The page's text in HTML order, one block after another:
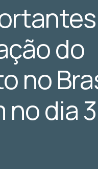
do
no
dia